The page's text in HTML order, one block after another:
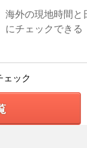
海外の現地時間と
にチェックできる
ェック